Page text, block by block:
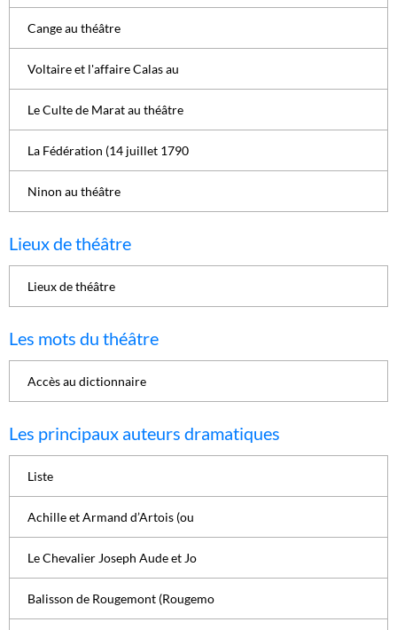
Cange au théâtre
Voltaire et l'affaire Calas au
Le Culte de Marat au théâtre
La Fédération (14 juillet 1790
Ninon au théâtre
Lieux de théâtre
Lieux de théâtre
Les mots du théâtre
Accès au dictionnaire
Les principaux auteurs dramatiques
Liste
Achille et Armand d’Artois (ou
Le Chevalier Joseph Aude et Jo
Balisson de Rougemont (Rougemo